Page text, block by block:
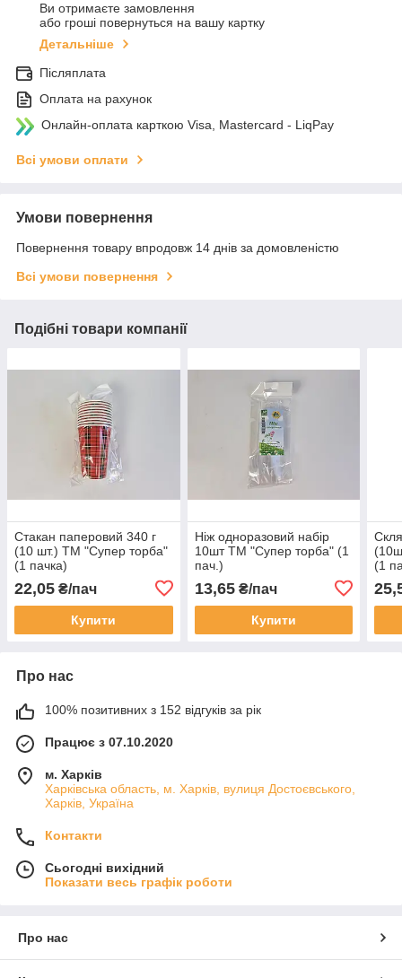
Ви отримаєте замовлення
або гроші повернуться на вашу картку
Детальніше
Післяплата
Оплата на рахунок
Онлайн-оплата карткою Visa, Mastercard - LiqPay
Всі умови оплати
Умови повернення
Повернення товару впродовж 14 днів за домовленістю
Всі умови повернення
Подібні товари компанії
Стакан паперовий 340 г
(10 шт.) ТМ "Супер торба"
(1 пачка)
22,05 ₴/пач
Купити
Ніж одноразовий набір
10шт ТМ "Супер торба" (1
пач.)
13,65₴/пач
Купити
(1
Про нас
100% позитивних з 152 відгуків за рік
Працює з 07.10.2020
м. Харків
Харківська область, м. Харків, вулиця Достоєвського,
Харків, Україна
Контакти
Сьогодні вихідний
Показати весь графік роботи
Про нас